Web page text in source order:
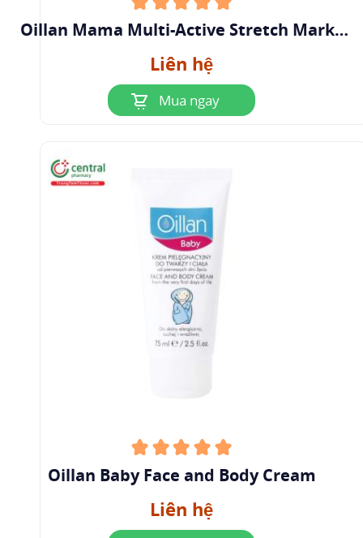
Oillan Mama Multi-Active Stretch Marks
Liên hệ
Mua ngay
Oillan Baby Face and Body Cream
Liên hệ